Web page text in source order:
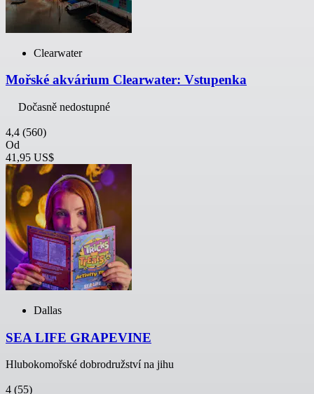
Clearwater
Mořské akvárium Clearwater: Vstupenka
Dočasně nedostupné
4,4 (560)
Od
41,95 US$
Dallas
SEA LIFE GRAPEVINE
Hlubokomořské dobrodružství na jihu
4 (55)